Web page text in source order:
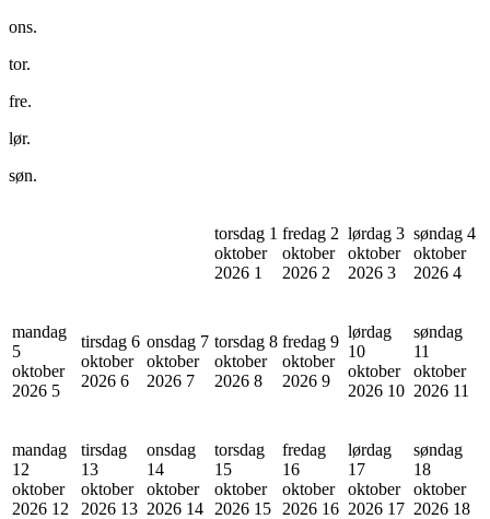
ons.
tor.
fre.
lør.
søn.
torsdag 1
oktober
2026 1
fredag 2
oktober
2026 2
lørdag 3
oktober
2026 3
søndag 4
oktober
2026 4
mandag
5
oktober
2026 5
tirsdag 6
oktober
2026 6
onsdag 7
oktober
2026 7
torsdag 8
oktober
2026 8
fredag 9
oktober
2026 9
lørdag
10
oktober
2026 10
søndag
11
oktober
2026 11
mandag
12
oktober
2026 12
tirsdag
13
oktober
2026 13
onsdag
14
oktober
2026 14
torsdag
15
oktober
2026 15
fredag
16
oktober
2026 16
lørdag
17
oktober
2026 17
søndag
18
oktober
2026 18